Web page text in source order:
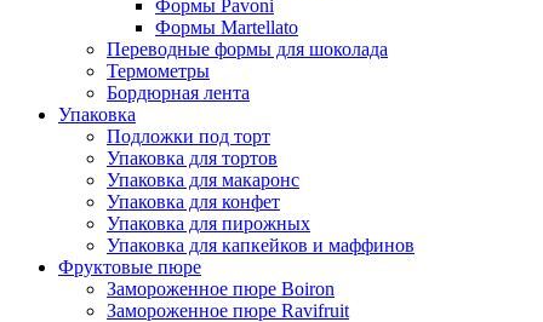
Формы Pavoni
Формы Martellato
Переводные формы для шоколада
Термометры
Бордюрная лента
Упаковка
Подложки под торт
Упаковка для тортов
Упаковка для макаронс
Упаковка для конфет
Упаковка для пирожных
Упаковка для капкейков и маффинов
Фруктовые пюре
Замороженное пюре Boiron
Замороженное пюре Ravifruit